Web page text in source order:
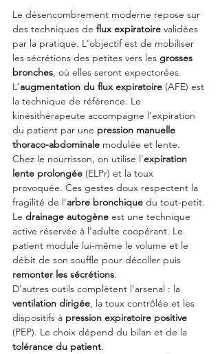
Le désencombrement moderne repose sur
des techniques de flux expiratoire validées
par la pratique. L'objectif est de mobiliser
les sécrétions des petites vers les grosses
bronches, où elles seront expectorées.
L'augmentation du flux expiratoire (AFE) est
la technique de référence. Le
kinésithérapeute accompagne l'expiration
du patient par une pression manuelle
thoraco-abdominale modulée et lente.
Chez le nourrisson, on utilise l'expiration
lente prolongée (ELPr) et la toux
provoquée. Ces gestes doux respectent la
fragilité de l'arbre bronchique du tout-petit.
Le drainage autogène est une technique
active réservée à l'adulte coopérant. Le
patient module lui-même le volume et le
débit de son souffle pour décoller puis
remonter les sécrétions.
D'autres outils complètent l'arsenal : la
ventilation dirigée, la toux contrôlée et les
dispositifs à pression expiratoire positive
(PEP). Le choix dépend du bilan et de la
tolérance du patient.